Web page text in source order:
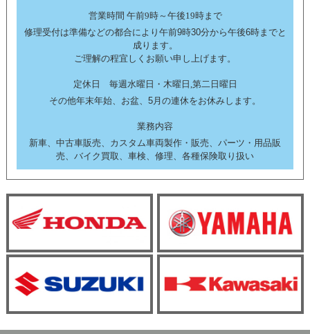
営業時間 午前9時～午後19時まで
修理受付は準備などの都合により午前9時30分から午後6時までと
成ります。
ご理解の程宜しくお願い申し上げます。
定休日 毎週水曜日・木曜日,第二日曜日
その他年末年始、お盆、5月の連休をお休みします。
業務内容
新車、中古車販売、カスタム車両製作・販売、パーツ・用品販
売、バイク買取、車検、修理、各種保険取り扱い